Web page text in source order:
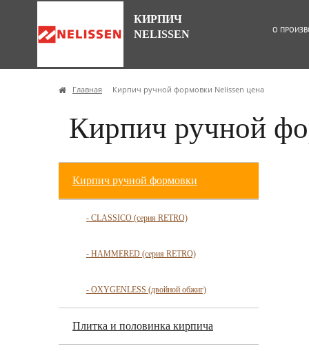
КИРПИЧ
NELISSEN
О
Главная Кирпич ручной формовки Nelissen цена
Кирпич ручной
Кирпич ручной формовки
- CLASSICO (серия RETRO)
- HAMMERED (серия RETRO)
- OXYGENLESS (двойной обжиг)
Плитка и половинка кирпича